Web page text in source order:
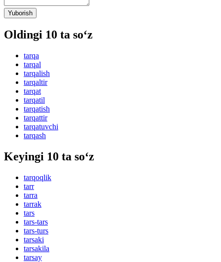
Yuborish
Oldingi 10 ta so‘z
tarqa
tarqal
tarqalish
tarqaltir
tarqat
tarqatil
tarqatish
tarqattir
tarqatuvchi
tarqash
Keyingi 10 ta so‘z
tarqoqlik
tarr
tarra
tarrak
tars
tars-tars
tars-turs
tarsaki
tarsakila
tarsay